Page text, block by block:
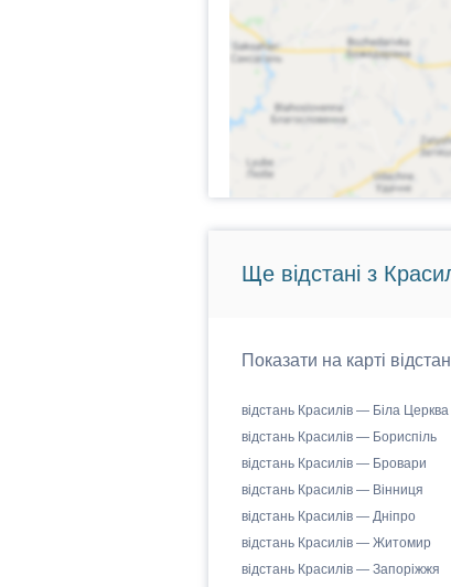
Ще відстані з
Показати на карті
відстань Красилів — Біла Церква
відстань Красилів — Бориспіль
відстань Красилів — Бровари
відстань Красилів — Вінниця
відстань Красилів — Дніпро
відстань Красилів — Житомир
відстань Красилів — Запоріжжя